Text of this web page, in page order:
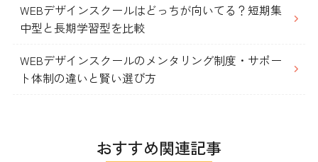
WEBデザインスクールはどっちが向いてる？短期集
中型と長期学習型を比較
WEBデザインスクールのメンタリング制度・サポー
ト体制の違いと賢い選び方
おすすめ関連記事